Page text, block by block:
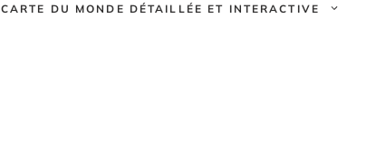
CARTE DU MONDE DÉTAILLÉE ET INTERACTIVE